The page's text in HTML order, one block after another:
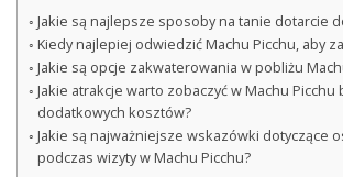
Jakie są najlepsze sposoby na tanie dotarcie
Kiedy najlepiej odwiedzić Machu Picchu, aby
Jakie są opcje zakwaterowania w pobliżu
Jakie atrakcje warto zobaczyć w Machu Picchu
dodatkowych kosztów?
Jakie są najważniejsze wskazówki dotyczące
podczas wizyty w Machu Picchu?